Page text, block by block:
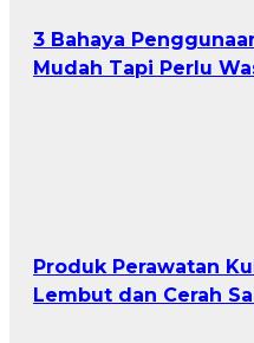
3 Bahaya
Mudah Tapi Perlu
Produk Perawatan
Lembut dan Cerah